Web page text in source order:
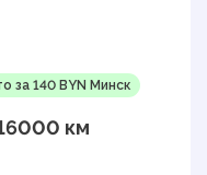
за 140 BYN Минск
км